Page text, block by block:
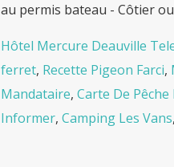
au permis bateau - Côtier
Hôtel Mercure Deauville
ferret, Recette Pigeon Farci,
Mandataire, Carte De
Informer, Camping Les Vans,